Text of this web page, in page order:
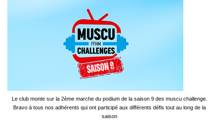
Le club monte sur la 2ème marche du podium de la saison 9 des muscu challenge.
Bravo à tous nos adhérents qui ont participé aux différents défis tout au long de la
saison